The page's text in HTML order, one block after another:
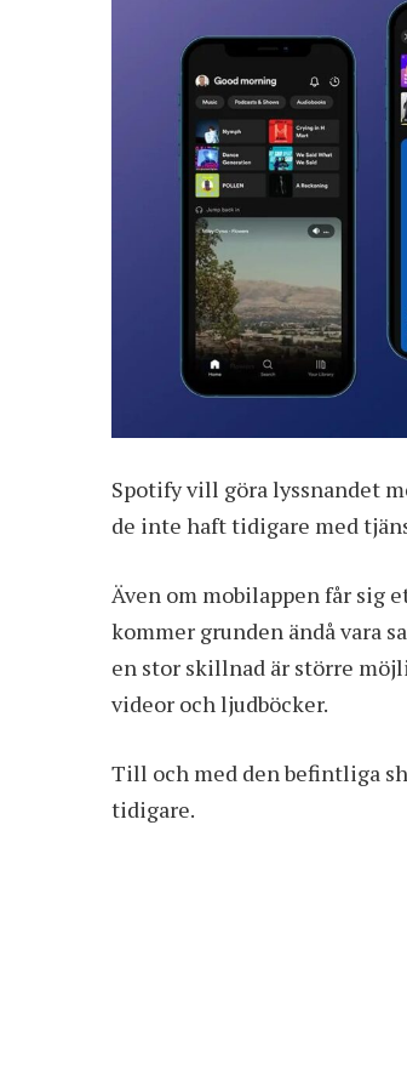
Spotify vill göra lyssnandet
de inte haft tidigare med
Även om mobilappen får sig
kommer grunden ändå vara
en stor skillnad är större
videor och ljudböcker.
Till och med den befintliga
tidigare.